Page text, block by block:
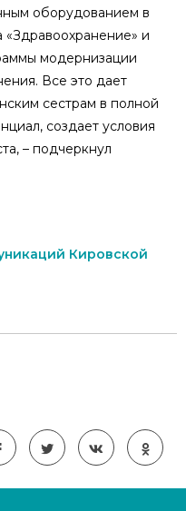
оборудованием в
«Здравоохранение» и
модернизации
Все это дает
сестрам в полной
создает условия
– подчеркнул
Кировской